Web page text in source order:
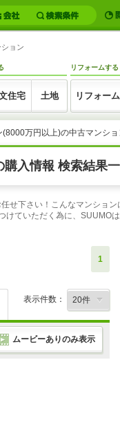
ョン
住宅 土地
リフォームする
リフォーム
(8000万円以上)の中古マンショ
入情報 検索結果
せ下さい！こんなマンショ
ていただく為に、SUUMO
1
表示件数：
ムービーありのみ表示